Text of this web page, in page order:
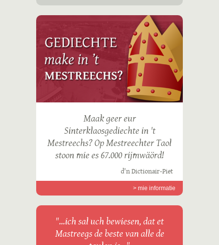
Maak geer eur
Sinterklaosgediechte in 't
Mestreechs? Op Mestreechter Taol
stoon mie es 67.000 rijmwäörd!
d'n Dictionair-Piet
> mie informatie
"...ich sal uch bewiesen, dat et
Mastreegs de beste van alle de